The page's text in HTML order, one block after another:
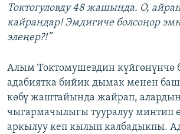
Токтогуловду 48 жашында. О,
кайрандар! Эмдигиче болсоңор
элеңер?!”
Алым Токтомушевдин күйгөнүнчө
адабиятка бийик дымак менен
көбү жаштайында жайрап,
чыгармачылыгы тууралуу минтип
аркылуу кеп кылып калбадыкпы.